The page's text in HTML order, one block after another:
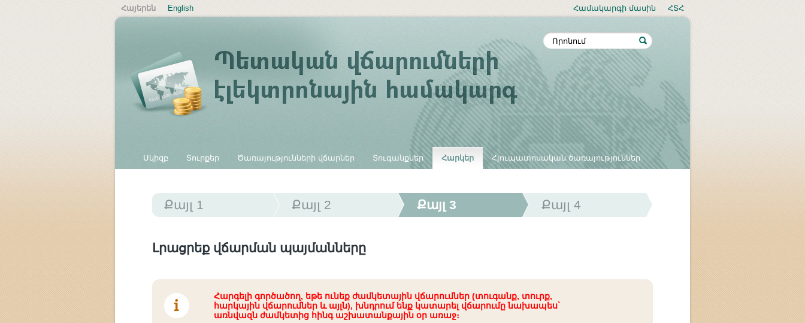
Հայերեն English Համակարգի մասին ՀՏՀ
Սկիզբ Տուրքեր Ծառայությունների վճարներ Տուգանքներ Հարկեր Հյուպատոսական ծառայություններ
Քայլ 1 Քայլ 2 Քայլ 3 Քայլ 4
Լրացրեք վճարման պայմանները
Հարգելի գործածող, եթե ունեք ժամկետային վճարումներ (տուգանք, տուրք,
հարկային վճարումներ և այլն), խնդրում ենք կատարել վճարումը նախապես`
առնվազն ժամկետից հինգ աշխատանքային օր առաջ։